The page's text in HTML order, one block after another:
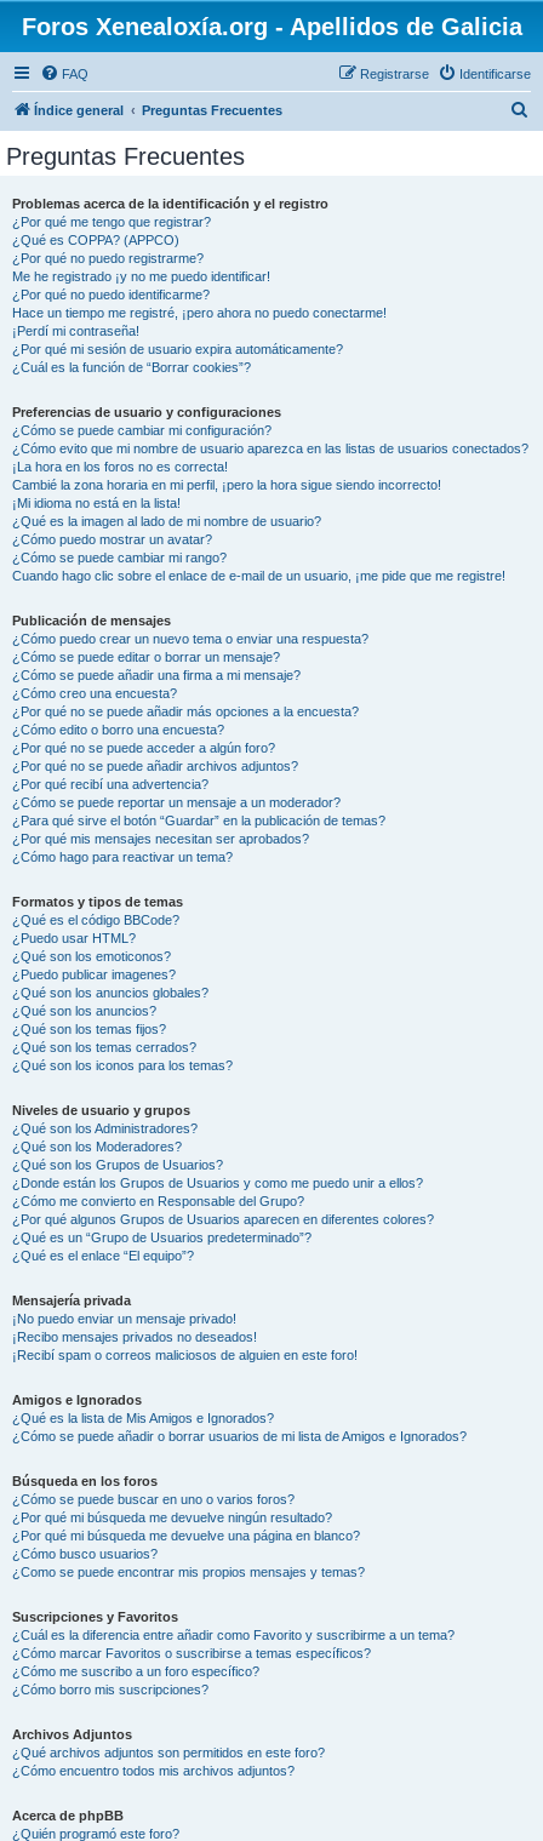
Foros Xenealoxía.org - Apellidos de Galicia
FAQ Identificarse
Registrarse
Índice general Preguntas Frecuentes
Preguntas Frecuentes
Problemas acerca de la identificación y el registro
¿Por qué me tengo que registrar?
¿Qué es COPPA? (APPCO)
¿Por qué no puedo registrarme?
Me he registrado ¡y no me puedo identificar!
¿Por qué no puedo identificarme?
Hace un tiempo me registré, ¡pero ahora no puedo conectarme!
¡Perdí mi contraseña!
¿Por qué mi sesión de usuario expira automáticamente?
¿Cuál es la función de “Borrar cookies”?
Preferencias de usuario y configuraciones
¿Cómo se puede cambiar mi configuración?
¿Cómo evito que mi nombre de usuario aparezca en las listas de usuarios conectados?
¡La hora en los foros no es correcta!
Cambié la zona horaria en mi perfil, ¡pero la hora sigue siendo incorrecto!
¡Mi idioma no está en la lista!
¿Qué es la imagen al lado de mi nombre de usuario?
¿Cómo puedo mostrar un avatar?
¿Cómo se puede cambiar mi rango?
Cuando hago clic sobre el enlace de e-mail de un usuario, ¡me pide que me registre!
Publicación de mensajes
¿Cómo puedo crear un nuevo tema o enviar una respuesta?
¿Cómo se puede editar o borrar un mensaje?
¿Cómo se puede añadir una firma a mi mensaje?
¿Cómo creo una encuesta?
¿Por qué no se puede añadir más opciones a la encuesta?
¿Cómo edito o borro una encuesta?
¿Por qué no se puede acceder a algún foro?
¿Por qué no se puede añadir archivos adjuntos?
¿Por qué recibí una advertencia?
¿Cómo se puede reportar un mensaje a un moderador?
¿Para qué sirve el botón “Guardar” en la publicación de temas?
¿Por qué mis mensajes necesitan ser aprobados?
¿Cómo hago para reactivar un tema?
Formatos y tipos de temas
¿Qué es el código BBCode?
¿Puedo usar HTML?
¿Qué son los emoticonos?
¿Puedo publicar imagenes?
¿Qué son los anuncios globales?
¿Qué son los anuncios?
¿Qué son los temas fijos?
¿Qué son los temas cerrados?
¿Qué son los iconos para los temas?
Niveles de usuario y grupos
¿Qué son los Administradores?
¿Qué son los Moderadores?
¿Qué son los Grupos de Usuarios?
¿Donde están los Grupos de Usuarios y como me puedo unir a ellos?
¿Cómo me convierto en Responsable del Grupo?
¿Por qué algunos Grupos de Usuarios aparecen en diferentes colores?
¿Qué es un “Grupo de Usuarios predeterminado”?
¿Qué es el enlace “El equipo”?
Mensajería privada
¡No puedo enviar un mensaje privado!
¡Recibo mensajes privados no deseados!
¡Recibí spam o correos maliciosos de alguien en este foro!
Amigos e Ignorados
¿Qué es la lista de Mis Amigos e Ignorados?
¿Cómo se puede añadir o borrar usuarios de mi lista de Amigos e Ignorados?
Búsqueda en los foros
¿Cómo se puede buscar en uno o varios foros?
¿Por qué mi búsqueda me devuelve ningún resultado?
¿Por qué mi búsqueda me devuelve una página en blanco?
¿Cómo busco usuarios?
¿Como se puede encontrar mis propios mensajes y temas?
Suscripciones y Favoritos
¿Cuál es la diferencia entre añadir como Favorito y suscribirme a un tema?
¿Cómo marcar Favoritos o suscribirse a temas específicos?
¿Cómo me suscribo a un foro específico?
¿Cómo borro mis suscripciones?
Archivos Adjuntos
¿Qué archivos adjuntos son permitidos en este foro?
¿Cómo encuentro todos mis archivos adjuntos?
Acerca de phpBB
¿Quién programó este foro?